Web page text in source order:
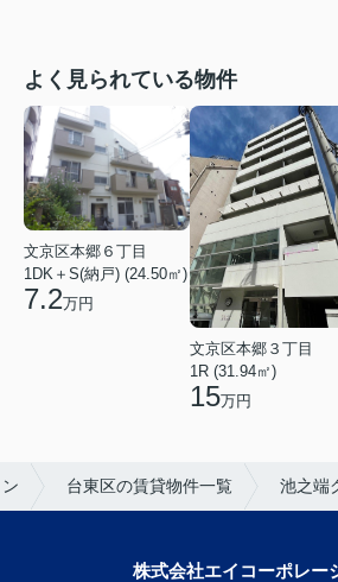
よく見られている物件
文京区本郷６丁目
1DK＋S(納戸) (24.50㎡)
7.2万円
文京区本郷３丁目
1R (31.94㎡)
15万円
台東区の賃貸物件一覧 池之端
株式会社エイコーポレ